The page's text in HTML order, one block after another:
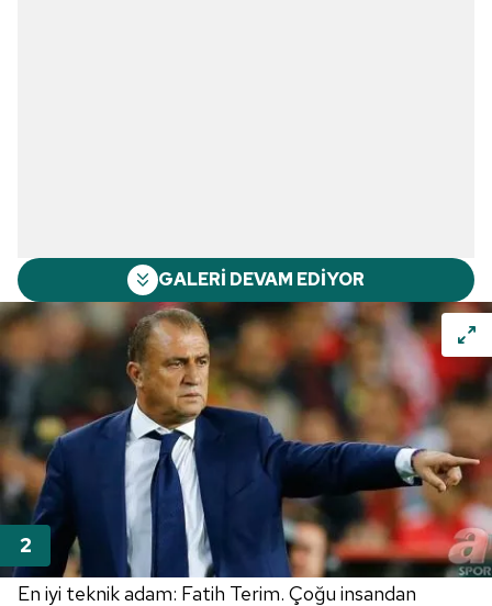
GALERİ DEVAM EDİYOR
En iyi teknik adam: Fatih Terim. Çoğu insandan